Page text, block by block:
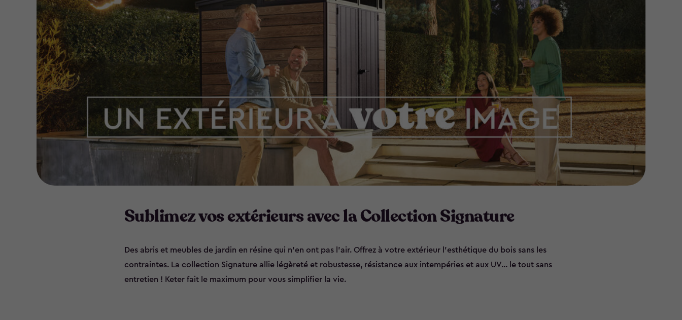
Sublimez vos extérieurs avec la Collection Signature
Des abris et meubles de jardin en résine qui n'en ont pas l'air. Offrez à votre extérieur l'esthétique du bois sans les
contraintes. La collection Signature allie légèreté et robustesse, résistance aux intempéries et aux UV... le tout sans
entretien ! Keter fait le maximum pour vous simplifier la vie.